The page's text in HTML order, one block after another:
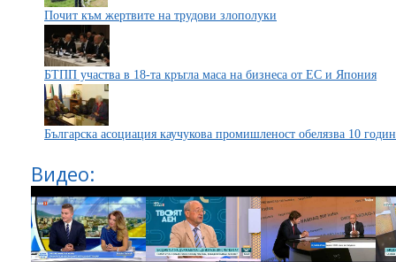
Почит към жертвите на трудови злополуки
БТПП участва в 18-та кръгла маса на бизнеса от ЕС и Япония
Българска асоциация каучукова промишленост обелязва 10
Видео: